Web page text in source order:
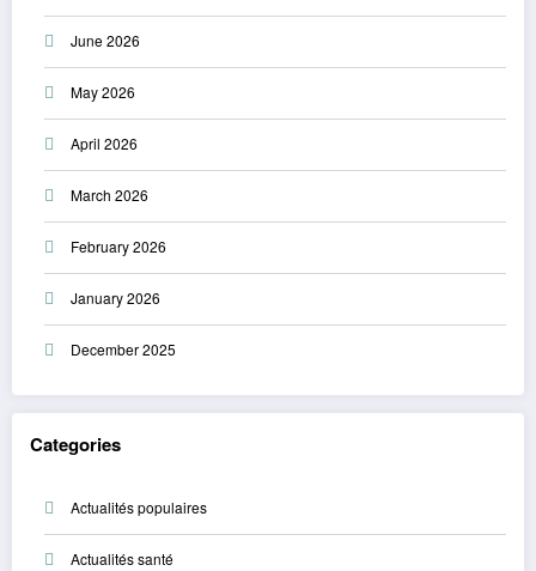
June 2026
May 2026
April 2026
March 2026
February 2026
January 2026
December 2025
Categories
Actualités populaires
Actualités santé